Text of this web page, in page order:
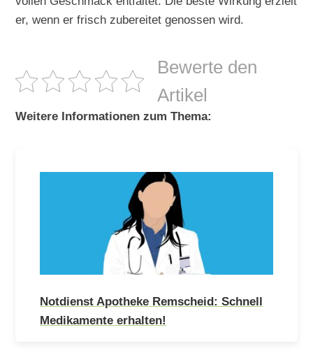
er, wenn er frisch zubereitet genossen wird.
Bewerte den
Artikel
Weitere Informationen zum Thema:
Notdienst Apotheke Remscheid: Schnell
Medikamente erhalten!